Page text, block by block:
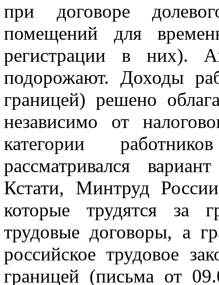
при договоре
помещений для
регистрации в них).
подорожают. Доходы
границей) решено
независимо от
категории
рассматривался
Кстати, Минтруд
которые трудятся за
трудовые договоры, а
российское трудовое
границей (письма от